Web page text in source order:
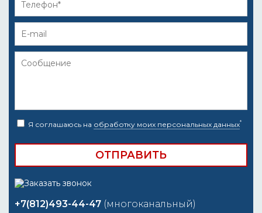
Я соглашаюсь на обработку моих персональных данных*
+7(812)493-44-47 (многоканальный)